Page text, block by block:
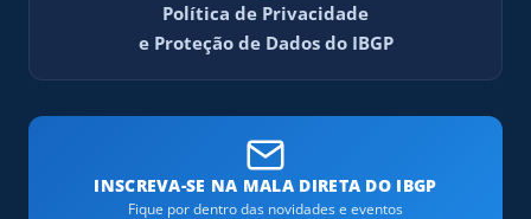
CONTROLE
Política de Privacidade
e Proteção de Dados do IBGP
INSCREVA-SE NA MALA DIRETA DO IBGP
Fique por dentro das novidades e eventos